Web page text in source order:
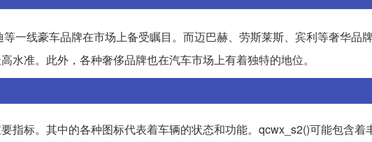
一线豪车品牌在市场上备受瞩目。而迈巴赫、劳斯莱斯、宾利等奢华品
准。此外，各种奢侈品牌也在汽车市场上有着独特的地位。
指标。其中的各种图标代表着车辆的状态和功能。qcwx_s2()可能包含着